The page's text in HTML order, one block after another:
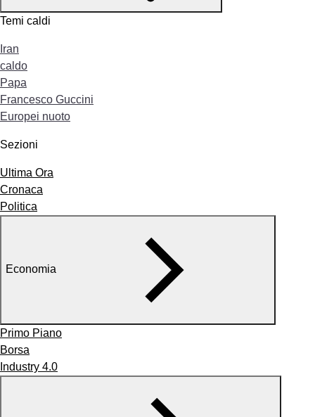
Temi caldi
Iran
caldo
Papa
Francesco Guccini
Europei nuoto
Sezioni
Ultima Ora
Cronaca
Politica
Economia
Primo Piano
Borsa
Industry 4.0